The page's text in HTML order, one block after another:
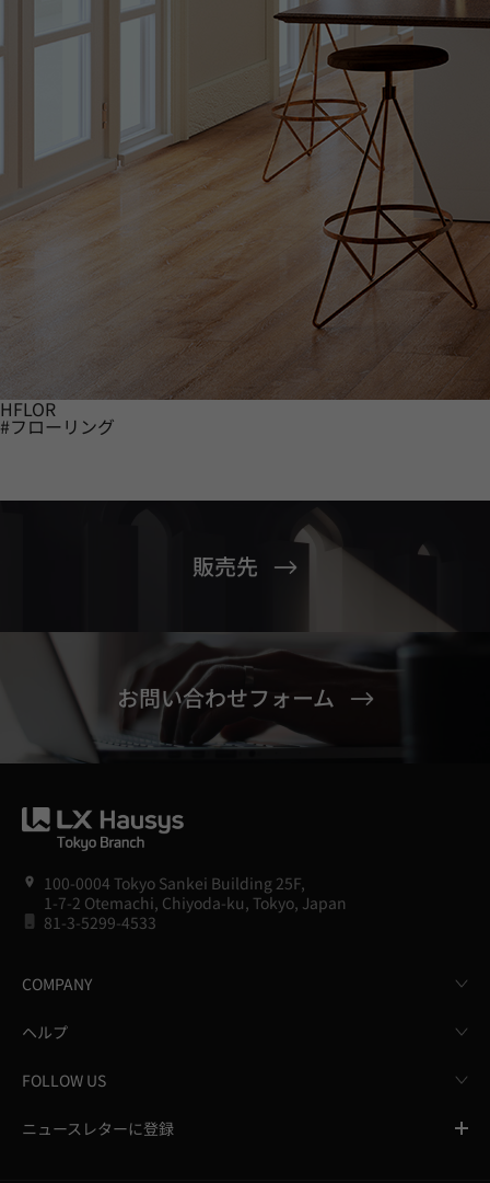
HFLOR
#フローリング
販売先
お問い合わせフォーム
100-0004 Tokyo Sankei Building 25F,
1-7-2 Otemachi, Chiyoda-ku, Tokyo, Japan
81-3-5299-4533
COMPANY
ヘルプ
FOLLOW US
ニュースレターに登録